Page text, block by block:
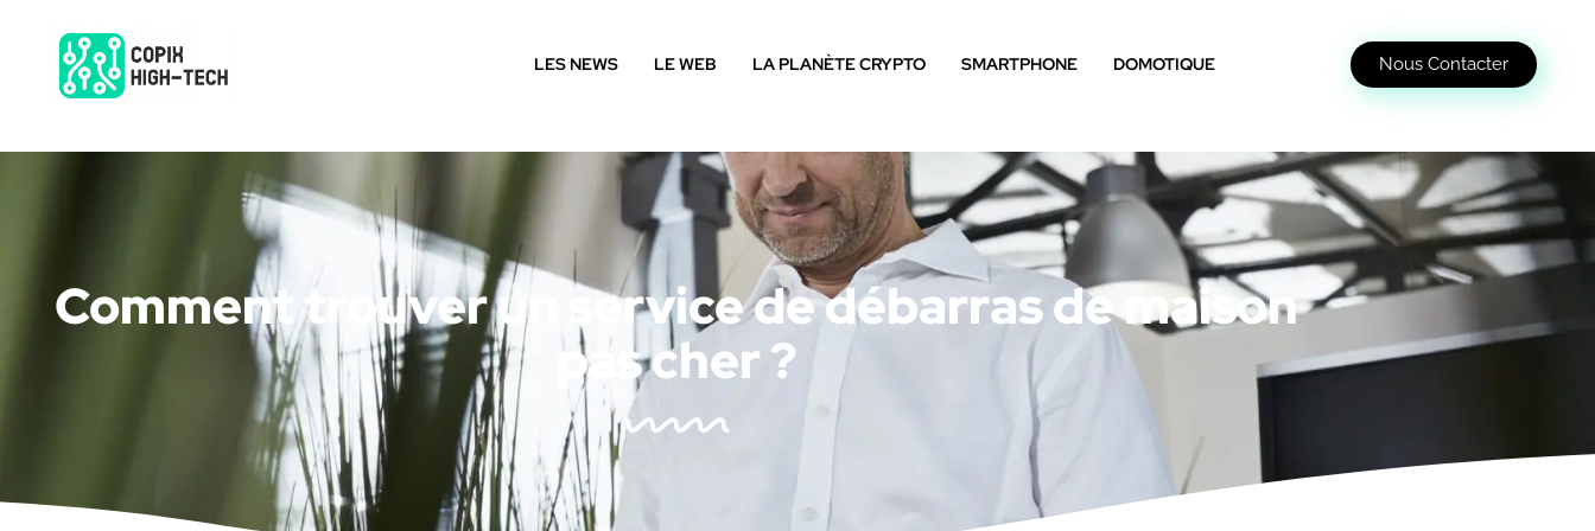
LES NEWS LE WEB LA PLANÈTE CRYPTO SMARTPHONE DOMOTIQUE Nous Contacter
Comment trouver un service de débarras de maison
pas cher ?